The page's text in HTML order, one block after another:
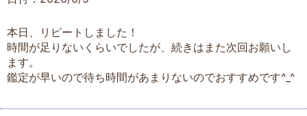
本日、リピートしました！
時間が足りないくらいでしたが、続きはまた次回お願いし
ます。
鑑定が早いので待ち時間があまりないのでおすすめです^_^